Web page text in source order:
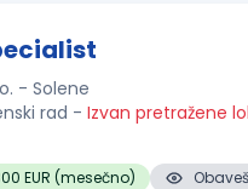
- Solene
rad - Izvan pretražene
EUR (mesečno)